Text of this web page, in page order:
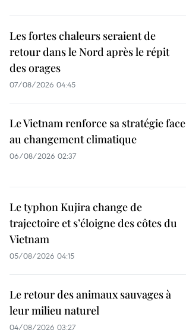
Les fortes chaleurs seraient de
retour dans le Nord après le répit
des orages
07/08/2026 04:45
Le Vietnam renforce sa stratégie face
au changement climatique
06/08/2026 02:37
Le typhon Kujira change de
trajectoire et s’éloigne des côtes du
Vietnam
05/08/2026 04:15
Le retour des animaux sauvages à
leur milieu naturel
04/08/2026 03:27